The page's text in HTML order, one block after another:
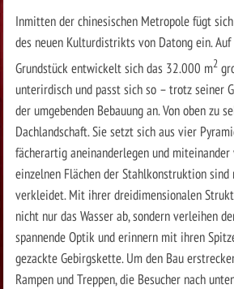
Inmitten der chinesischen Metropole fügt
des neuen Kulturdistrikts von Datong ein.
Grundstück entwickelt sich das 32.000 m2
unterirdisch und passt sich so – trotz seiner
der umgebenden Bebauung an. Von oben zu
Dachlandschaft. Sie setzt sich aus vier
fächerartig aneinanderlegen und miteinander
einzelnen Flächen der Stahlkonstruktion
verkleidet. Mit ihrer dreidimensionalen
nicht nur das Wasser ab, sondern verleihen
spannende Optik und erinnern mit ihren
gezackte Gebirgskette. Um den Bau
Rampen und Treppen, die Besucher nach